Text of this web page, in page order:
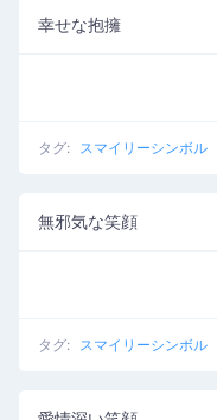
幸せな抱擁
タグ: スマイリーシンボル
無邪気な笑顔
タグ: スマイリーシンボル